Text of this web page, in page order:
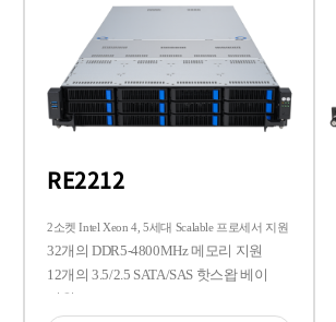
RE2212
2소켓 Intel Xeon 4, 5세대 Scalable 프로세서 지원
32개의 DDR5-4800MHz 메모리 지원
12개의 3.5/2.5 SATA/SAS 핫스왑 베이
지원